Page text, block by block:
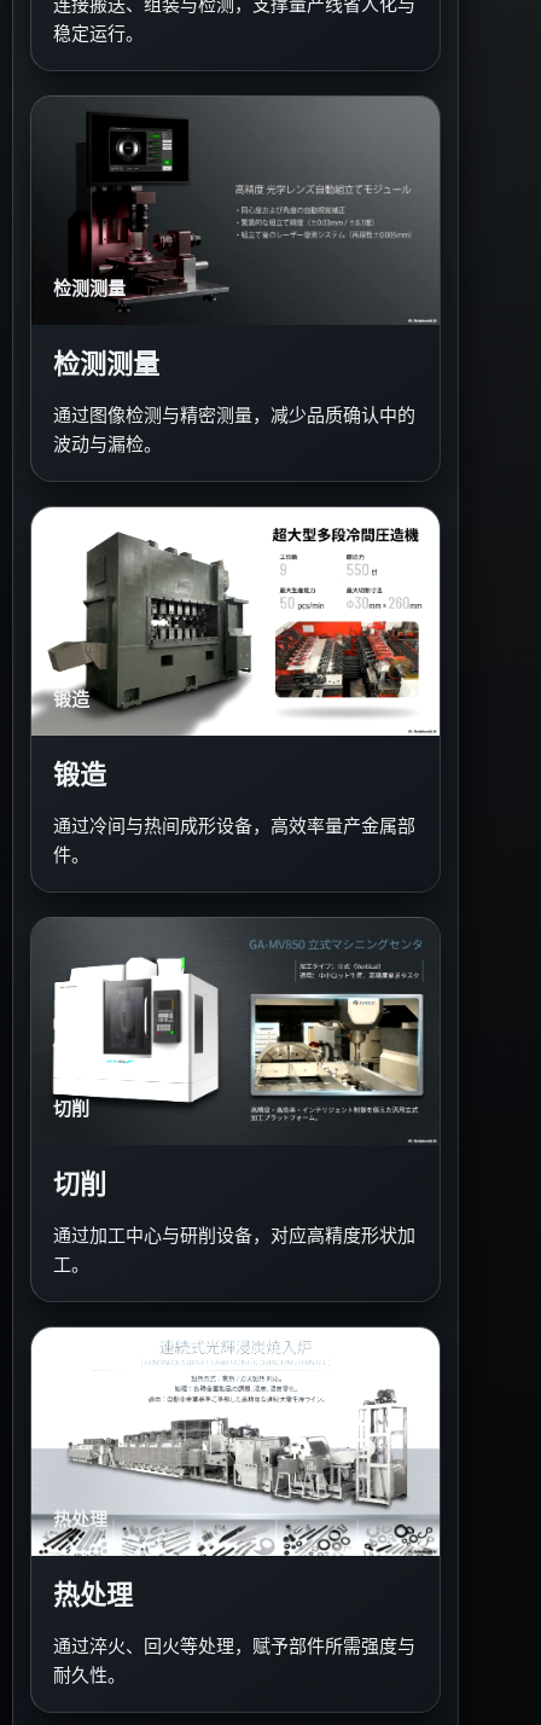
连接搬送、组装与检测，支撑量产线省人化与
稳定运行。
检测测量
检测测量
通过图像检测与精密测量，减少品质确认中的
波动与漏检。
锻造
锻造
通过冷间与热间成形设备，高效率量产金属部
件。
切削
切削
通过加工中心与研削设备，对应高精度形状加
工。
热处理
热处理
通过淬火、回火等处理，赋予部件所需强度与
耐久性。